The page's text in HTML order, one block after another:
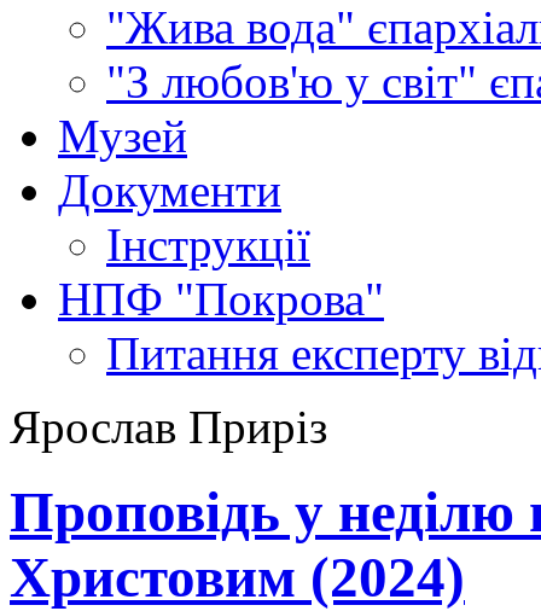
"Жива вода"
"З любов'ю у світ"
Музей
Документи
Інструкції
НПФ "Покрова"
Питання експерту
Ярослав Приріз
Проповідь у неділю
Христовим (2024)